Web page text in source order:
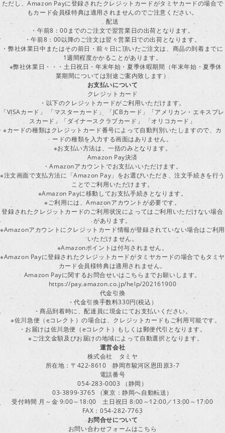
ただし、Amazon Payに登録されたクレジットカードがタミヤカードの場合で
もカード会員様特典は適用されませんのでご注意ください。
配送
・午前8：00までのご注文で翌営業日の出荷となります。
・午前8：00以降のご注文は翌々営業日での出荷となります。
・弊社休業日中またはその前日・前々日に頂いたご注文は、商品の到着までに
1週間程度かかることがあります。
※弊社休業日・・・土日祝日・年末年始・夏季休暇期間（年末年始・夏季休
業期間については別途ご案内致します）
お支払いについて
クレジットカード
・以下のクレジットカードがご利用いただけます。
「VISAカード」 「マスターカード」 「JCBカード」「アメリカン・エキスプレ
スカード」「ダイナースクラブカード」 「オリコカード」
※カードの種類はクレジットカード番号によって自動判別いたしますので、カ
ードの種類を入力する画面はありません。
※お支払い方法は、一括のみとなります。
Amazon Pay決済
・Amazonアカウントでお支払いいただけます。
※注文画面で支払方法に「Amazon Pay」をお選びいただき、注文手続きを行う
ことでご利用いただけます。
※Amazon Payに移動してお支払手続きとなります。
※ご利用には、Amazonアカウントが必要です。
登録されたクレジットカードのご利用状況によってはご利用いただけない場合
があります。
※Amazonアカウントにクレジットカード情報が登録されていない場合はご利用
いただけません。
※Amazonポイントは付与されません。
※Amazon Payに登録されたクレジットカードがタミヤカードの場合でもタミヤ
カード会員様特典は適用されません。
Amazon Payに関するお問合せいはこちらまでお願いします。
https://pay.amazon.co.jp/help/202161900
代金引換
・代金引換手数料330円(税込）
・商品到着時に、配達員に現金にてお支払いください。
※佐川急便（eコレクト）の場合は、クレジットカードもご利用可能です。
・お届けは佐川急便（eコレクト）もしくは郵便代引となります。
※ご注文金額及びお届けの地域によって自動選択となります。
運営会社
株式会社 タミヤ
所在地：〒422-8610 静岡市駿河区恩田原3-7
電話番号
054-283-0003 （静岡）
03-3899-3765 （東京：静岡へ自動転送）
受付時間 月～金 9:00～18:00 土日祝日 8:00～12:00／13:00～17:00
FAX：054-282-7763
お問合せについて
お問い合わせフォームはこちら